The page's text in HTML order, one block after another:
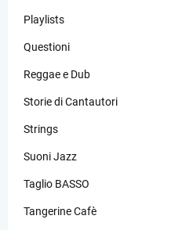
Playlists
Questioni
Reggae e Dub
Storie di Cantautori
Strings
Suoni Jazz
Taglio BASSO
Tangerine Cafè